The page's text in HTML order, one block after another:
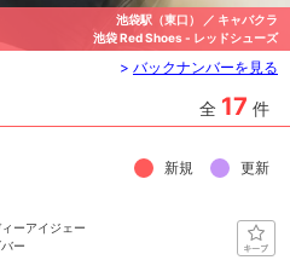
池袋駅（東口） ／ キャバクラ
池袋 Red Shoes - レッドシューズ
> バックナンバーを見る
全 17 件
新規 更新
ーアイジェー
ー